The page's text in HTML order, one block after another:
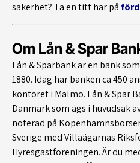
säkerhet? Ta en titt här på
Om Lån & Spar
Lån & Sparbank är en bank
1880. Idag har banken ca 450
kontoret i Malmö. Lån & Spar
Danmark som ägs i huvudsak
noterad på
Sverige med Villaägarnas
Hyresgästföreningen. Är du